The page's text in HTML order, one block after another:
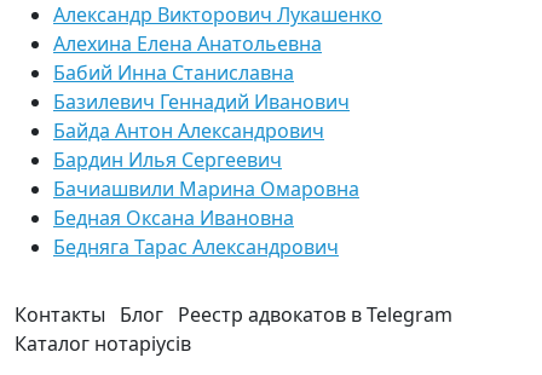
Александр Викторович Лукашенко
Алехина Елена Анатольевна
Бабий Инна Станиславна
Базилевич Геннадий Иванович
Байда Антон Александрович
Бардин Илья Сергеевич
Бачиашвили Марина Омаровна
Бедная Оксана Ивановна
Бедняга Тарас Александрович
Контакты Блог Реестр адвокатов в Telegram
Каталог нотаріусів